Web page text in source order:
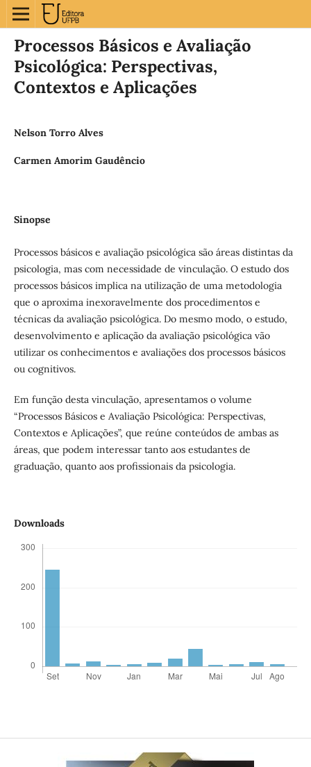
Processos Básicos e Avaliação
Psicológica: Perspectivas,
Contextos e Aplicações
Nelson Torro Alves
Carmen Amorim Gaudêncio
Sinopse
Processos básicos e avaliação psicológica são áreas distintas da
psicologia, mas com necessidade de vinculação. O estudo dos
processos básicos implica na utilização de uma metodologia
que o aproxima inexoravelmente dos procedimentos e
técnicas da avaliação psicológica. Do mesmo modo, o estudo,
desenvolvimento e aplicação da avaliação psicológica vão
utilizar os conhecimentos e avaliações dos processos básicos
ou cognitivos.
Em função desta vinculação, apresentamos o volume
“Processos Básicos e Avaliação Psicológica: Perspectivas,
Contextos e Aplicações”, que reúne conteúdos de ambas as
áreas, que podem interessar tanto aos estudantes de
graduação, quanto aos profissionais da psicologia.
Downloads